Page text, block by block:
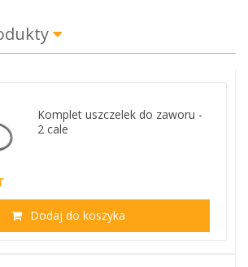
Komplet uszczelek do zaworu -
2 cale
Dodaj do koszyka